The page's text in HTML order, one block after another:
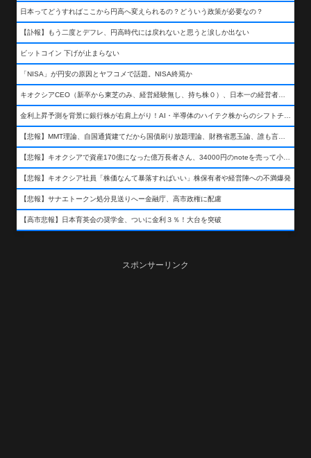
日本ってどうすればここから円高へ変えられるの？どういう政策が必要なの？
【訃報】もう二度とデフレ、円高時代には戻れないと思うと涙しか出ない
ビットコイン 下げが止まらない
「NISA」が円安の原因とヤフコメで話題。NISA終焉か
【悲報】キオクシア社員「株価なんて暴落すればいい」株保有者や経営陣への不満爆発
【悲報】サナエトークン処分見送りへー金融庁、高市政権に配慮
【高市悲報】日本育英会の奨学金、ついに金利３％！大台を突破
スポンサーリンク